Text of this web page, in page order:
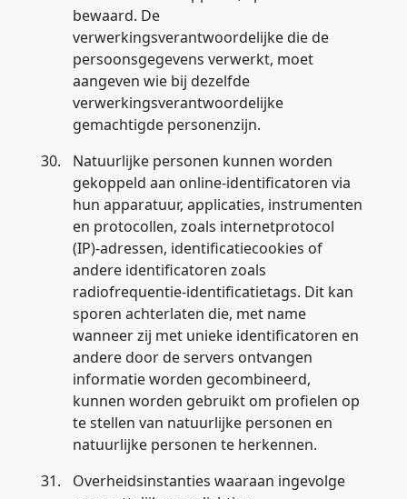
bewaard. De
verwerkingsverantwoordelijke die de
persoonsgegevens verwerkt, moet
aangeven wie bij dezelfde
verwerkingsverantwoordelijke
gemachtigde personenzijn.
30.
Natuurlijke personen kunnen worden
gekoppeld aan online-identificatoren via
hun apparatuur, applicaties, instrumenten
en protocollen, zoals internetprotocol
(IP)-adressen, identificatiecookies of
andere identificatoren zoals
radiofrequentie-identificatietags. Dit kan
sporen achterlaten die, met name
wanneer zij met unieke identificatoren en
andere door de servers ontvangen
informatie worden gecombineerd,
kunnen worden gebruikt om profielen op
te stellen van natuurlijke personen en
natuurlijke personen te herkennen.
31.
Overheidsinstanties waaraan ingevolge